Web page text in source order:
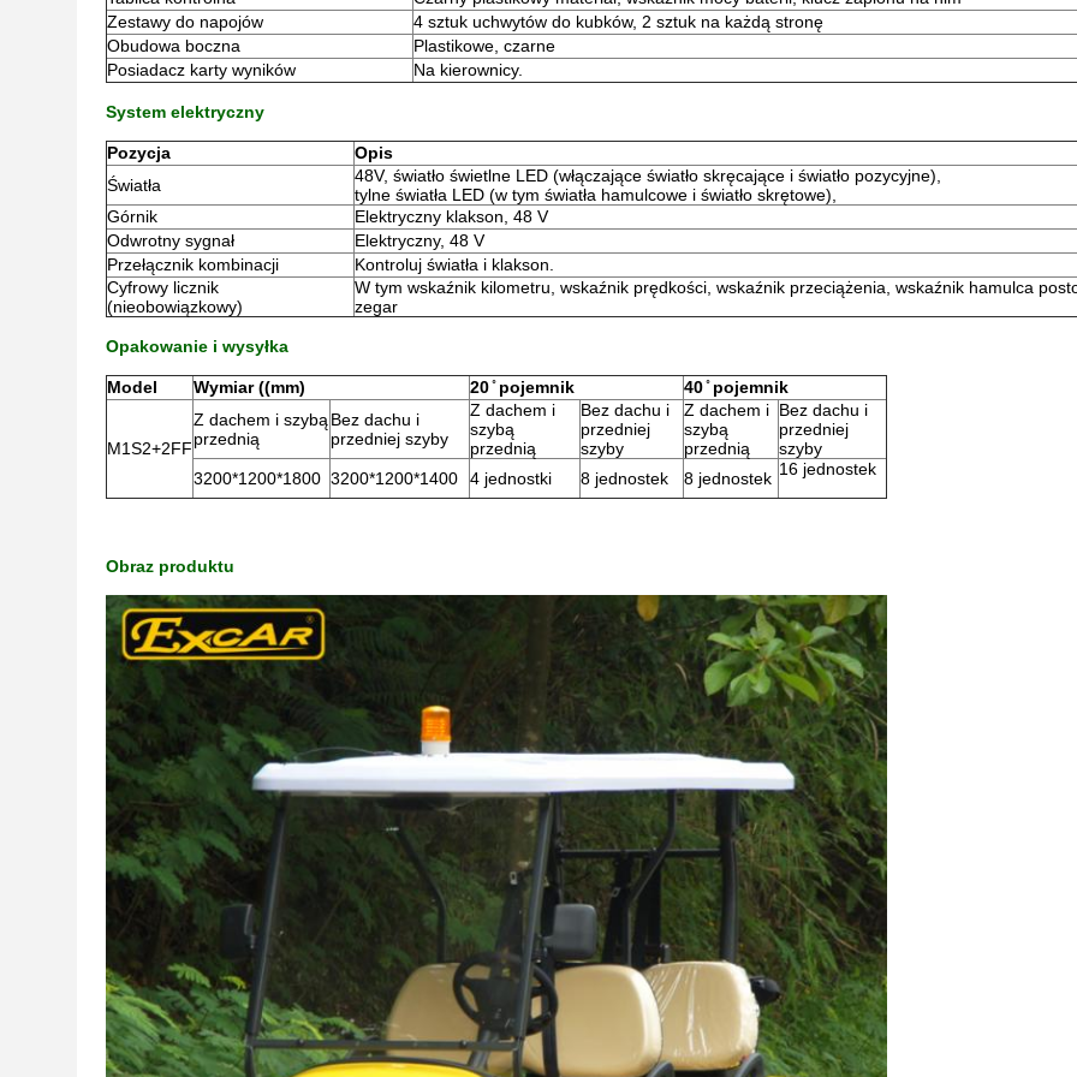
Zestawy do napojów
4 sztuk uchwytów do kubków, 2 sztuk na każdą stronę
Obudowa boczna
Plastikowe, czarne
Posiadacz karty wyników
Na kierownicy.
System elektryczny
Pozycja
Opis
Światła
48V, światło świetlne LED (włączające światło skręcające i światło pozycyjne),
tylne światła LED (w tym światła hamulcowe i światło skrętowe),
Górnik
Elektryczny klakson, 48 V
Odwrotny sygnał
Elektryczny, 48 V
Przełącznik kombinacji
Kontroluj światła i klakson.
Cyfrowy licznik
(nieobowiązkowy)
W tym wskaźnik kilometru, wskaźnik prędkości, wskaźnik przeciążenia, wskaźnik hamulca
zegar
Opakowanie i wysyłka
Model Wymiar ((mm) 20 ̊ pojemnik 40 ̊ pojemnik
M1S2+2FF
Z dachem i szybą
przednią
Bez dachu i
przedniej szyby
Z dachem i
szybą
przednią
Bez dachu i
przedniej
szyby
Z dachem i
szybą
przednią
Bez dachu i
przedniej
szyby
3200*1200*1800 3200*1200*1400 4 jednostki 8 jednostek 8 jednostek 16 jednostek
Obraz produktu